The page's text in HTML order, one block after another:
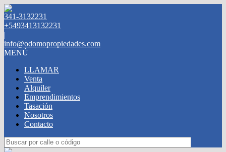
341-3132231
+5493413132231
|
info@odomopropiedades.com
MENÚ
LLAMAR
Venta
Alquiler
Emprendimientos
Tasación
Nosotros
Contacto